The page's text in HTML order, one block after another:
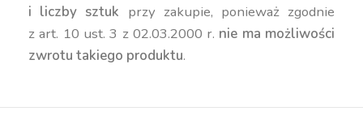
i liczby sztuk przy zakupie, ponieważ zgodnie
z art. 10 ust. 3 z 02.03.2000 r. nie ma możliwości
zwrotu takiego produktu.